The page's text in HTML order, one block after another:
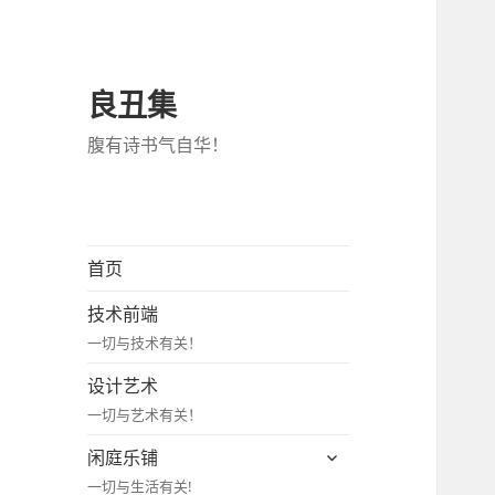
良丑集
腹有诗书气自华！
首页
技术前端
一切与技术有关！
设计艺术
一切与艺术有关！
闲庭乐铺
一切与生活有关!
展